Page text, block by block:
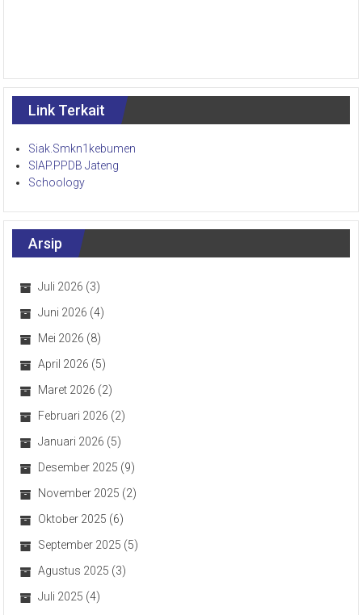
Link Terkait
Siak.Smkn1kebumen
SIAP.PPDB Jateng
Schoology
Arsip
Juli 2026 (3)
Juni 2026 (4)
Mei 2026 (8)
April 2026 (5)
Maret 2026 (2)
Februari 2026 (2)
Januari 2026 (5)
Desember 2025 (9)
November 2025 (2)
Oktober 2025 (6)
September 2025 (5)
Agustus 2025 (3)
Juli 2025 (4)